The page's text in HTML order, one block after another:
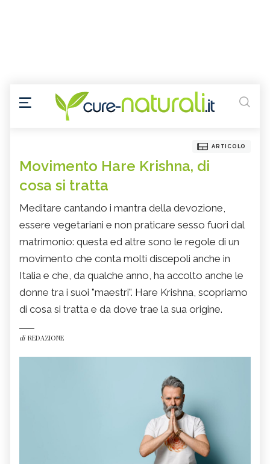
ARTICOLO
Movimento Hare Krishna, di
cosa si tratta
Meditare cantando i mantra della devozione,
essere vegetariani e non praticare sesso fuori dal
matrimonio: questa ed altre sono le regole di un
movimento che conta molti discepoli anche in
Italia e che, da qualche anno, ha accolto anche le
donne tra i suoi "maestri". Hare Krishna, scopriamo
di cosa si tratta e da dove trae la sua origine.
di REDAZIONE